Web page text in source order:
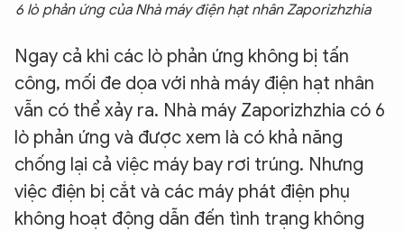
6 lò phản ứng của Nhà máy điện hạt nhân Zaporizhzhia
Ngay cả khi các lò phản ứng không bị tấn
công, mối đe dọa với nhà máy điện hạt nhân
vẫn có thể xảy ra. Nhà máy Zaporizhzhia có 6
lò phản ứng và được xem là có khả năng
chống lại cả việc máy bay rơi trúng. Nhưng
việc điện bị cắt và các máy phát điện phụ
không hoạt động dẫn đến tình trạng không